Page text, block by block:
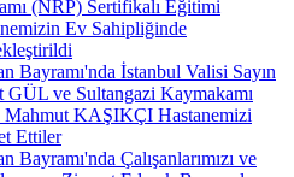
(NRP) Sertifikalı Eğitimi
Ev Sahipliğinde
Bayramı'nda İstanbul Valisi Sayın
GÜL ve Sultangazi Kaymakamı
Mahmut KAŞIKÇI Hastanemizi
Ettiler
Bayramı'nda Çalışanlarımızı ve